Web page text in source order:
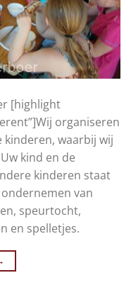
[highlight
organiseren
waarbij wij
kind en de
kinderen staat
van
speurtocht,
en spelletjes.